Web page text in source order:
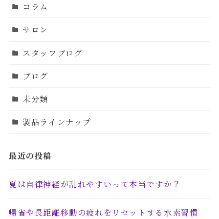
コラム
サロン
スタッフブログ
ブログ
未分類
製品ラインナップ
最近の投稿
夏は自律神経が乱れやすいって本当ですか？
帰省や長距離移動の疲れをリセットする水素習慣